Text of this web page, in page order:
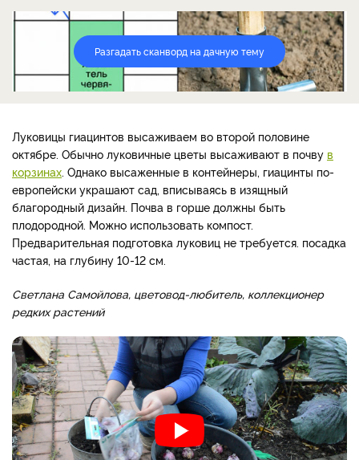
Разгадать сканворд на дачную тему
Луковицы гиацинтов высаживаем во второй половине
октябре. Обычно луковичные цветы высаживают в почву в
корзинах . Однако высаженные в контейнеры, гиацинты по-
европейски украшают сад, вписываясь в изящный
благородный дизайн. Почва в горше должны быть
плодородной. Можно использовать компост.
Предварительная подготовка луковиц не требуется. посадка
частая, на глубину 10-12 см.
Светлана Самойлова, цветовод-любитель, коллекционер
редких растений